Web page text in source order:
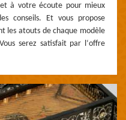
à votre écoute pour mieux
conseils. Et vous propose
les atouts de chaque modèle
serez satisfait par l‘offre